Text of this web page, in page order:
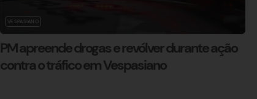
VESPASIANO
PM apreende drogas e revólver durante ação
contra o tráfico em Vespasiano